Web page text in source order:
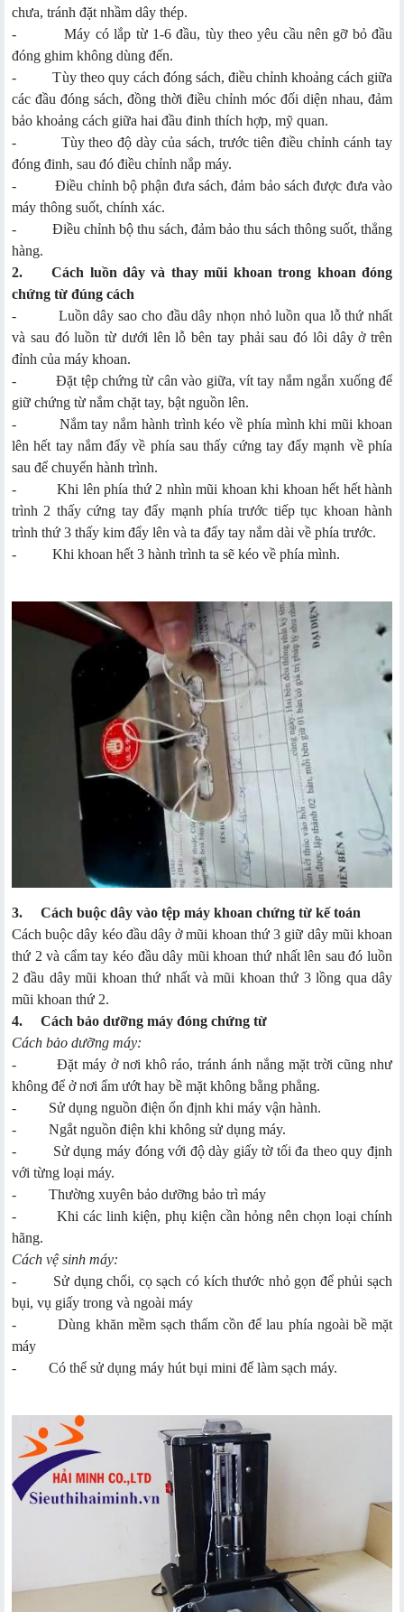
chưa, tránh đặt nhầm dây thép.
- Máy có lắp từ 1-6 đầu, tùy theo yêu cầu nên gỡ bỏ đầu
đóng ghim không dùng đến.
- Tùy theo quy cách đóng sách, điều chỉnh khoảng cách giữa
các đầu đóng sách, đồng thời điều chỉnh móc đối diện nhau, đảm
bảo khoảng cách giữa hai đầu đinh thích hợp, mỹ quan.
- Tùy theo độ dày của sách, trước tiên điều chỉnh cánh tay
đóng đinh, sau đó điều chỉnh nắp máy.
- Điều chỉnh bộ phận đưa sách, đảm bảo sách được đưa vào
máy thông suốt, chính xác.
- Điều chỉnh bộ thu sách, đảm bảo thu sách thông suốt, thẳng
hàng.
2.Cách luồn dây và thay mũi khoan trong khoan đóng
chứng từ đúng cách
- Luồn dây sao cho đầu dây nhọn nhỏ luồn qua lỗ thứ nhất
và sau đó luồn từ dưới lên lỗ bên tay phải sau đó lôi dây ở trên
đỉnh của máy khoan.
- Đặt tệp chứng từ cân vào giữa, vít tay nắm ngắn xuống để
giữ chứng từ nắm chặt tay, bật nguồn lên.
- Nắm tay nắm hành trình kéo về phía mình khi mũi khoan
lên hết tay nắm đẩy về phía sau thấy cứng tay đẩy mạnh về phía
sau để chuyển hành trình.
- Khi lên phía thứ 2 nhìn mũi khoan khi khoan hết hết hành
trình 2 thấy cứng tay đẩy mạnh phía trước tiếp tục khoan hành
trình thứ 3 thấy kim đẩy lên và ta đẩy tay nắm dài về phía trước.
- Khi khoan hết 3 hành trình ta sẽ kéo về phía mình.
3. Cách buộc dây vào tệp máy khoan chứng từ kế toán
Cách buộc dây kéo đầu dây ở mũi khoan thứ 3 giữ dây mũi khoan
thứ 2 và cẩm tay kéo đầu dây mũi khoan thứ nhất lên sau đó luồn
2 đầu dây mũi khoan thứ nhất và mũi khoan thứ 3 lồng qua dây
mũi khoan thứ 2.
4. Cách bảo dưỡng máy đóng chứng từ
Cách bảo dưỡng máy:
- Đặt máy ở nơi khô ráo, tránh ánh nắng mặt trời cũng như
không để ở nơi ẩm ướt hay bề mặt không bằng phẳng.
- Sử dụng nguồn điện ổn định khi máy vận hành.
- Ngắt nguồn điện khi không sử dụng máy.
- Sử dụng máy đóng với độ dày giấy tờ tối đa theo quy định
với từng loại máy.
- Thường xuyên bảo dưỡng bảo trì máy
- Khi các linh kiện, phụ kiện cần hỏng nên chọn loại chính
hãng.
Cách vệ sinh máy:
- Sử dụng chổi, cọ sạch có kích thước nhỏ gọn để phủi sạch
bụi, vụ giấy trong và ngoài máy
- Dùng khăn mềm sạch thấm cồn để lau phía ngoài bề mặt
máy
- Có thể sử dụng máy hút bụi mini để làm sạch máy.